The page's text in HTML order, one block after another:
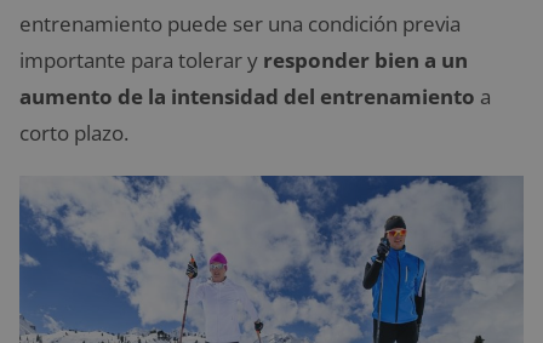
entrenamiento puede ser una condición previa
importante para tolerar y responder bien a un
aumento de la intensidad del entrenamiento a
corto plazo.